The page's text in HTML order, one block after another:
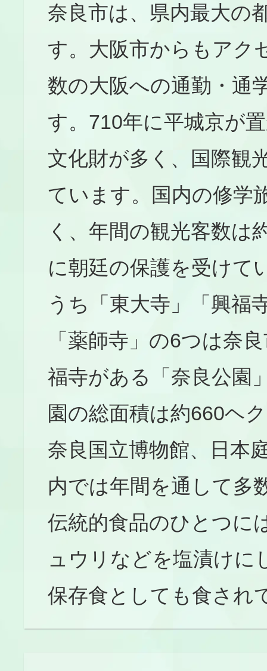
奈良市は、県内最大の
す。大阪市からもアク
数の大阪への通勤・通
す。710年に平城京が
文化財が多く、国際観
ています。国内の修学
く、年間の観光客数は
に朝廷の保護を受けて
うち「東大寺」「興福
「薬師寺」の6つは奈
福寺がある「奈良公園
園の総面積は約660ヘ
奈良国立博物館、日本
内では年間を通して多
伝統的食品のひとつに
ュウリなどを塩漬けに
保存食としても食され